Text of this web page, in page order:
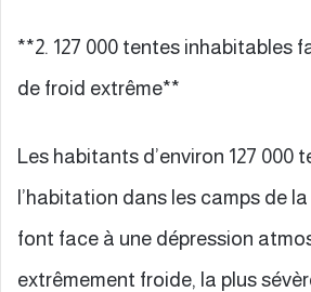
**2. 127 000 tentes inhabitables
de froid extrême**
Les habitants d’environ 127 000
l’habitation dans les camps de
font face à une dépression
extrêmement froide, la plus